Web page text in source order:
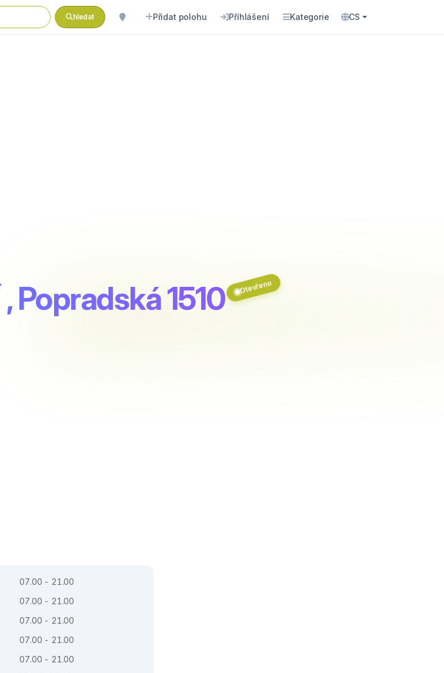
hledat Přidat polohu Příhlášení Kategorie CS
, Popradská 1510 Otevřeno
07.00 - 21.00
07.00 - 21.00
07.00 - 21.00
07.00 - 21.00
07.00 - 21.00